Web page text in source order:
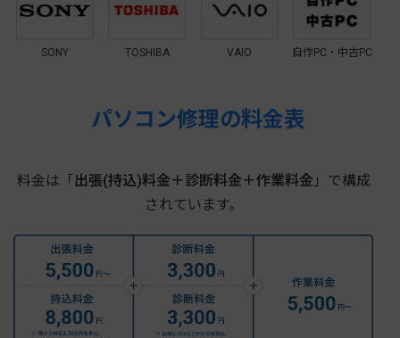
SONY TOSHIBA VAIO 自作PC・中古PC
パソコン修理の料金表
料金は「出張(持込)料金＋診断料金＋作業料金 」で構成
されています。